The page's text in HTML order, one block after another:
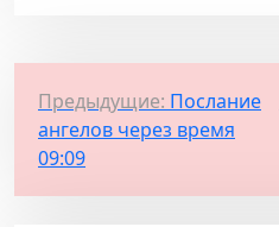
Н
а
в
Предыдущие: Послание
ангелов через время
09:09